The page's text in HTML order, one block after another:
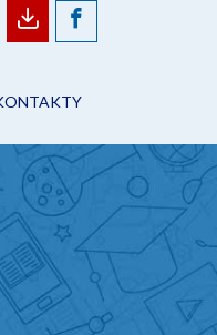
ŠKOLA
PRACOVNÍCI ŠKOLY
ŠKOLNÍ JÍDELNA
ŠKOLNÍ DRUŽINA